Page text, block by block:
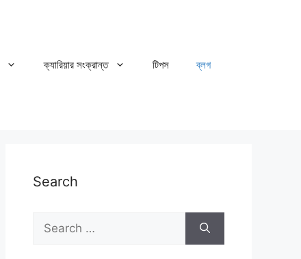
ক্যারিয়ার সংক্রান্ত টিপস ব্লগ
Search
Search
for: